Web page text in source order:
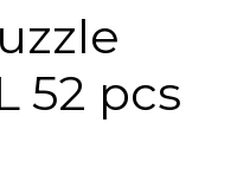
52 pcs